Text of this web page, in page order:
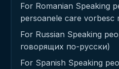
For Romanian Speaking
persoanele care vorbesc
For Russian Speaking
говорящих по-русски)
For Spanish Speaking